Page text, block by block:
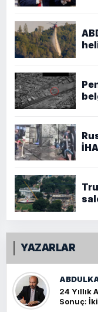
YAZARLAR
24 Yıllık
Sonuç: